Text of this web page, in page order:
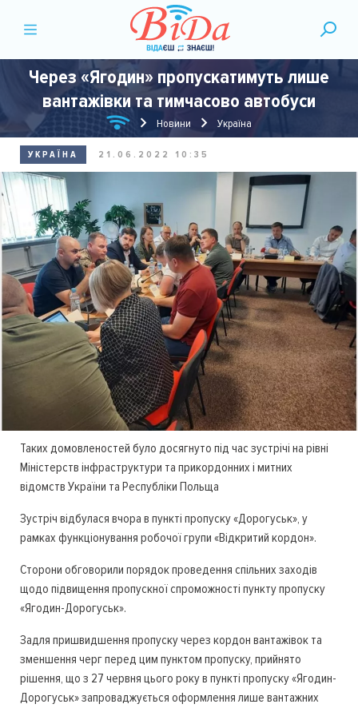
Через «Ягодин» пропускатимуть лише
вантажівки та тимчасово автобуси
Новини Україна
УКРАЇНА 21.06.2022 10:35
Таких домовленостей було досягнуто під час зустрічі на рівні
Міністерств інфраструктури та прикордонних і митних
відомств України та Республіки Польща
Зустріч відбулася вчора в пункті пропуску «Дорогуськ», у
рамках функціонування робочої групи «Відкритий кордон».
Сторони обговорили порядок проведення спільних заходів
щодо підвищення пропускної спроможності пункту пропуску
«Ягодин-Дорогуськ».
Задля пришвидшення пропуску через кордон вантажівок та
зменшення черг перед цим пунктом пропуску, прийнято
рішення, що з 27 червня цього року в пункті пропуску «Ягодин-
Дорогуськ» запроваджується оформлення лише вантажних